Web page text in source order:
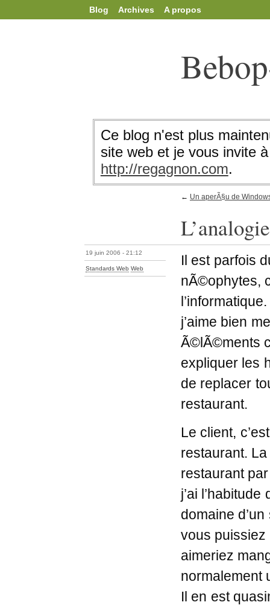
Blog Archives A propos
Ce blog n'est plus
site web et je vous invite
http://regagnon.com.
← Un aperÃ§u de
19 juin 2006 - 21:12
Standards Web Web
Il est parfois
nÃ©ophytes,
j’aime bien
Ã©lÃ©ments
expliquer les
de replacer
restaurant.
Le client,
restaurant.
restaurant
j’ai
domaine
vous
aimeriez
normalement
Il en est